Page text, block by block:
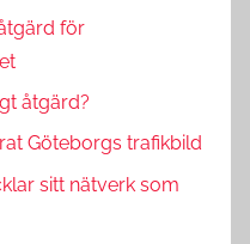
för
åtgärd?
Göteborgs trafikbild
sitt nätverk som